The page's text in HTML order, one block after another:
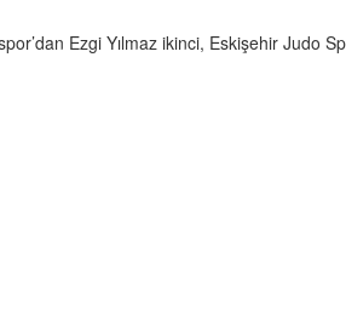
Ezgi Yılmaz ikinci, Eskişehir Judo